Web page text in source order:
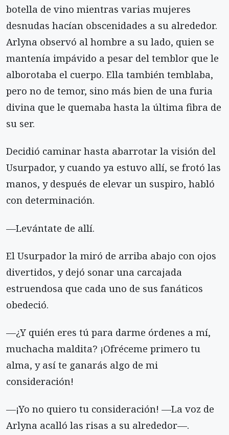
botella de vino mientras varias mujeres
desnudas hacían obscenidades a su alrededor.
Arlyna observó al hombre a su lado, quien se
mantenía impávido a pesar del temblor que le
alborotaba el cuerpo. Ella también temblaba,
pero no de temor, sino más bien de una furia
divina que le quemaba hasta la última fibra de
su ser.
Decidió caminar hasta abarrotar la visión del
Usurpador, y cuando ya estuvo allí, se frotó las
manos, y después de elevar un suspiro, habló
con determinación.
—Levántate de allí.
El Usurpador la miró de arriba abajo con ojos
divertidos, y dejó sonar una carcajada
estruendosa que cada uno de sus fanáticos
obedeció.
—¿Y quién eres tú para darme órdenes a mí,
muchacha maldita? ¡Ofréceme primero tu
alma, y así te ganarás algo de mi
consideración!
—¡Yo no quiero tu consideración! —La voz de
Arlyna acalló las risas a su alrededor—.